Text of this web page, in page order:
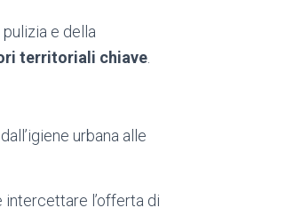
e della
territoriali chiave
urbana alle
intercettare l’offerta di